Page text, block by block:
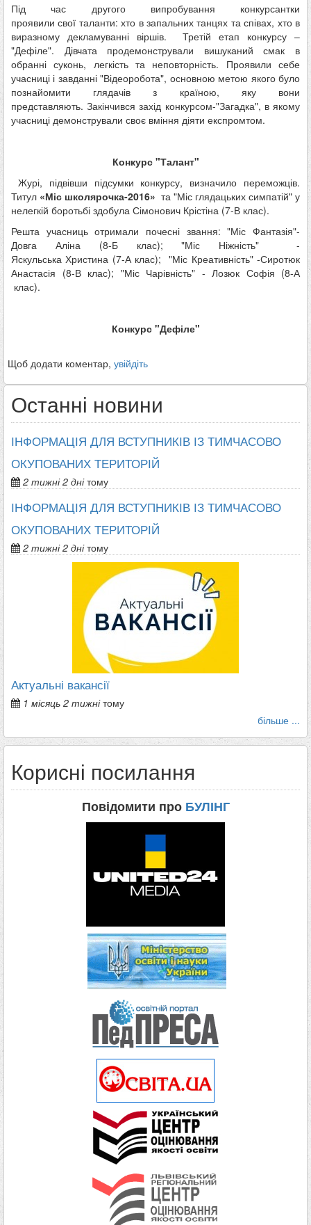
Під час другого випробування конкурсантки
проявили свої таланти: хто в запальних танцях та співах, хто в
виразному декламуванні віршів. Третій етап конкурсу –
"Дефіле". Дівчата продемонстрували вишуканий смак в
обранні суконь, легкість та неповторність. Проявили себе
учасниці і завданні "Відеоробота", основною метою якого було
познайомити глядачів з країною, яку вони
представляють. Закінчився захід конкурсом-"Загадка", в якому
учасниці демонстрували своє вміння діяти експромтом.
Конкурс "Талант"
Журі, підвівши підсумки конкурсу, визначило переможців.
Титул «Міс школярочка-2016» та "Міс глядацьких симпатій" у
нелегкій боротьбі здобула Сімонович Крістіна (7-В клас).
Решта учасниць отримали почесні звання: "Міс Фантазія"-
Довга Аліна (8-Б клас); "Міс Ніжність" -
Яскульська Христина (7-А клас); "Міс Креативність" -Сиротюк
Анастасія (8-В клас); "Міс Чарівність" - Лозюк Софія (8-А
клас).
Конкурс "Дефіле"
Щоб додати коментар, увійдіть
Останні новини
ІНФОРМАЦІЯ ДЛЯ ВСТУПНИКІВ ІЗ ТИМЧАСОВО
ОКУПОВАНИХ ТЕРИТОРІЙ
2 тижні 2 днітому
ІНФОРМАЦІЯ ДЛЯ ВСТУПНИКІВ ІЗ ТИМЧАСОВО
ОКУПОВАНИХ ТЕРИТОРІЙ
2 тижні 2 днітому
Актуальні вакансії
1 місяць 2 тижнітому
більше ...
Корисні посилання
Повідомити про БУЛІНГ